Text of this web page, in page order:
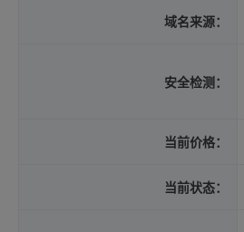
域名来源：
安全检测：
当前价格：
当前状态：